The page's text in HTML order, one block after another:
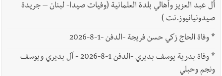
آل عبد العزيز وأهالي بلدة العلمانية (وفيات صيدا- لبنان – جريدة
صيدونيانيوز.نت )
*وفاة الحاج زكي حسن فريجة -الدفن -1-8-2026
*
وفاة بدرية يوسف بديري -الدفن 1-8-2026 - آل بديري ويوسف
ونجم وحبلي